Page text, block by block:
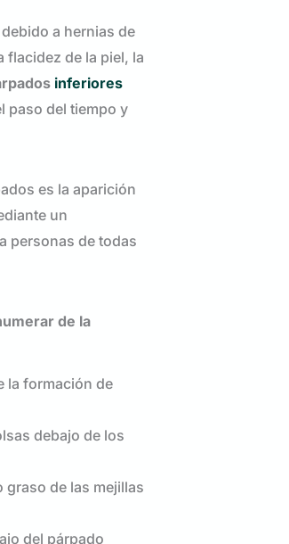
a hernias de
flacidez de la piel, la
inferiores
paso del tiempo y
es la aparición
un
personas de todas
de la
la formación de
debajo de los
graso de las mejillas
del párpado